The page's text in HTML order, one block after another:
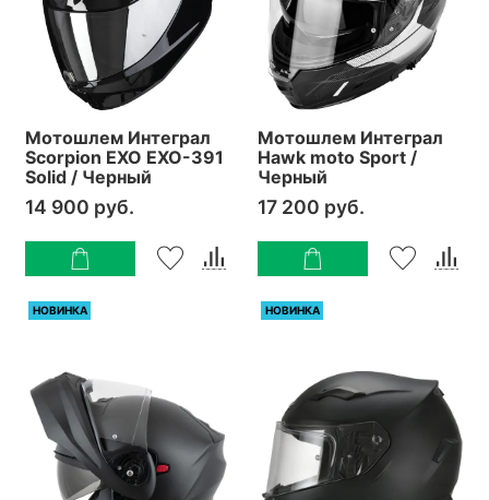
Мотошлем Интеграл
Scorpion EXO EXO-391
Solid / Черный
14 900 руб.
Мотошлем Интеграл
Hawk moto Sport /
Черный
17 200 руб.
НОВИНКА НОВИНКА